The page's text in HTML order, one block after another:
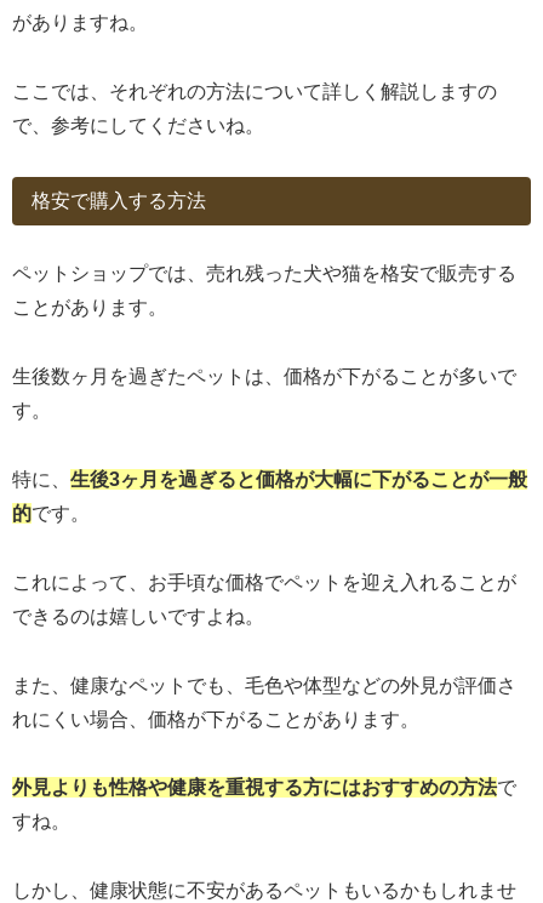
がありますね。
ここでは、それぞれの方法について詳しく解説しますの
で、参考にしてくださいね。
格安で購入する方法
ペットショップでは、売れ残った犬や猫を格安で販売する
ことがあります。
生後数ヶ月を過ぎたペットは、価格が下がることが多いで
す。
特に、 生後3ヶ月を過ぎると価格が大幅に下がることが一般
的です。
これによって、お手頃な価格でペットを迎え入れることが
できるのは嬉しいですよね。
また、健康なペットでも、毛色や体型などの外見が評価さ
れにくい場合、価格が下がることがあります。
外見よりも性格や健康を重視する方にはおすすめの方法で
すね。
しかし、健康状態に不安があるペットもいるかもしれませ